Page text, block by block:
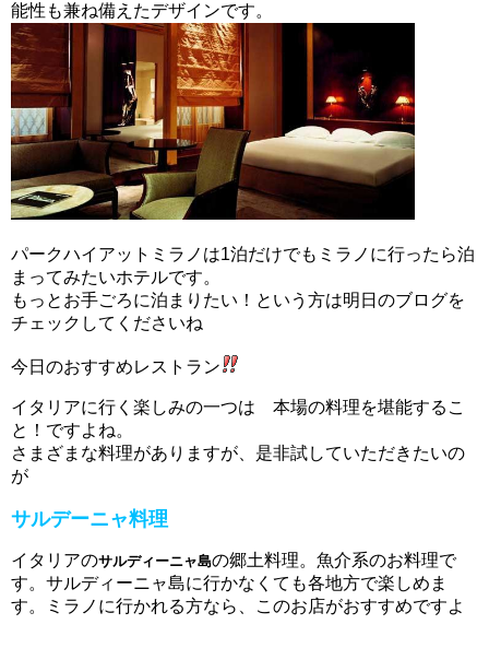
能性も兼ね備えたデザインです。
パークハイアットミラノは1泊だけでもミラノに行ったら泊
まってみたいホテルです。
もっとお手ごろに泊まりたい！という方は明日のブログを
チェックしてくださいね
今日のおすすめレストラン
イタリアに行く楽しみの一つは 本場の料理を堪能するこ
と！ですよね。
さまざまな料理がありますが、是非試していただきたいの
が
サルデーニャ料理
イタリアのサルディーニャ島の郷土料理。魚介系のお料理で
す。サルディーニャ島に行かなくても各地方で楽しめま
す。ミラノに行かれる方なら、このお店がおすすめですよ